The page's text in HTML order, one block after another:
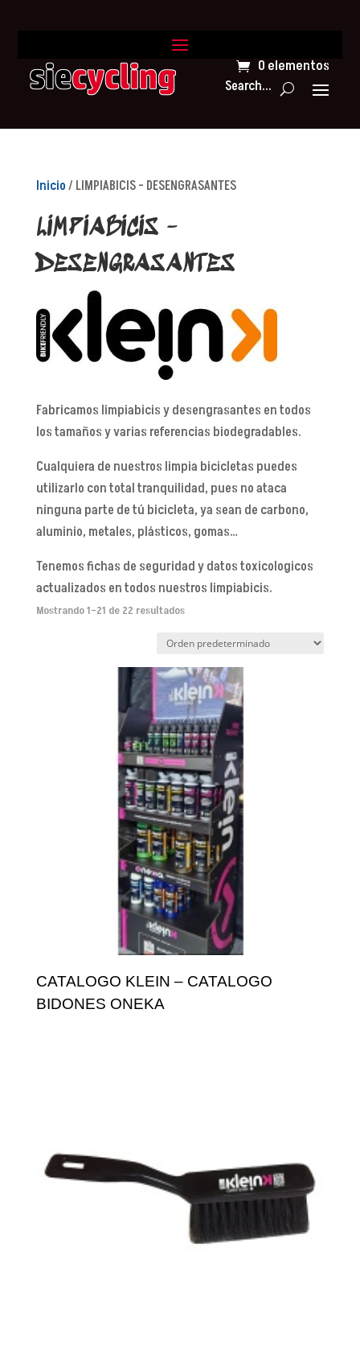
0 elementos
Search...
Inicio/ LIMPIABICIS - DESENGRASANTES
LIMPIABICIS -
DESENGRASANTES
Fabricamos limpiabicis y desengrasantes en todos
los tamaños y varias referencias biodegradables.
Cualquiera de nuestros limpia bicicletas puedes
utilizarlo con total tranquilidad, pues no ataca
ninguna parte de tú bicicleta, ya sean de carbono,
aluminio, metales, plásticos, gomas…
Tenemos fichas de seguridad y datos toxicologicos
actualizados en todos nuestros limpiabicis.
Mostrando 1–21 de 22 resultados
CATALOGO KLEIN – CATALOGO
BIDONES ONEKA